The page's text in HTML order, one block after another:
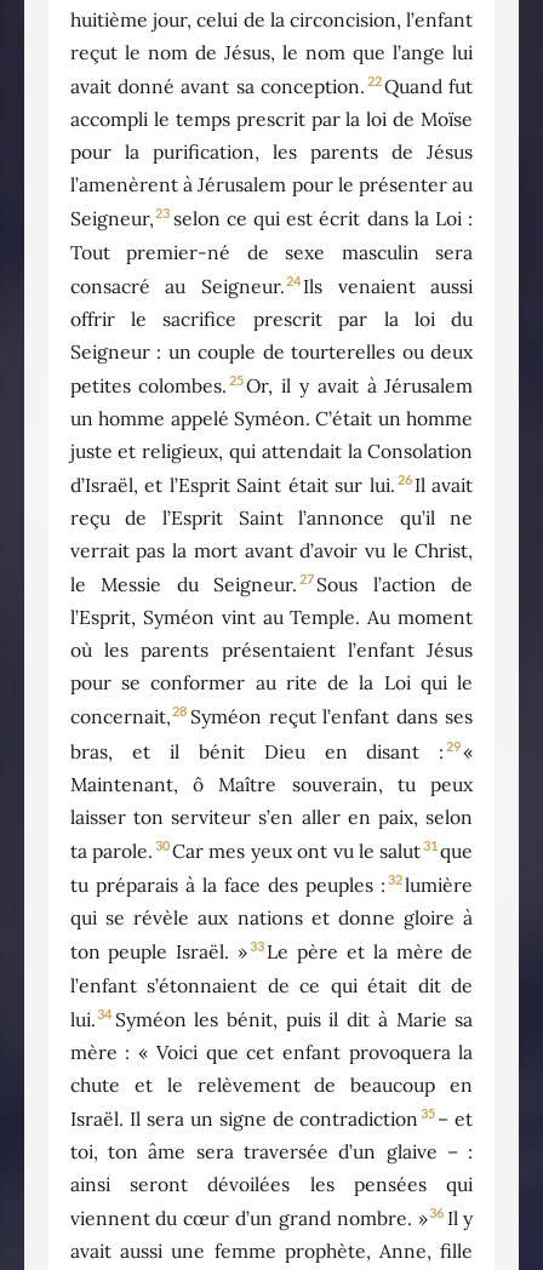
huitième jour, celui de la circoncision, l’enfant
reçut le nom de Jésus, le nom que l’ange lui
avait donné avant sa conception. 22Quand fut
accompli le temps prescrit par la loi de Moïse
pour la purification, les parents de Jésus
l’amenèrent à Jérusalem pour le présenter au
Seigneur,23 selon ce qui est écrit dans la Loi :
Tout premier-né de sexe masculin sera
consacré au Seigneur.24 Ils venaient aussi
offrir le sacrifice prescrit par la loi du
Seigneur : un couple de tourterelles ou deux
petites colombes. 25Or, il y avait à Jérusalem
un homme appelé Syméon. C’était un homme
juste et religieux, qui attendait la Consolation
d’Israël, et l’Esprit Saint était sur lui. 26 Il avait
reçu de l’Esprit Saint l’annonce qu’il ne
verrait pas la mort avant d’avoir vu le Christ,
le Messie du Seigneur. 27 Sous l’action de
l’Esprit, Syméon vint au Temple. Au moment
où les parents présentaient l’enfant Jésus
pour se conformer au rite de la Loi qui le
concernait,28 Syméon reçut l’enfant dans ses
bras, et il bénit Dieu en disant : 29«
Maintenant, ô Maître souverain, tu peux
laisser ton serviteur s’en aller en paix, selon
ta parole. 30Car mes yeux ont vu le salut31 que
tu préparais à la face des peuples : 32lumière
qui se révèle aux nations et donne gloire à
ton peuple Israël. »33 Le père et la mère de
l’enfant s’étonnaient de ce qui était dit de
lui. 34 Syméon les bénit, puis il dit à Marie sa
mère : « Voici que cet enfant provoquera la
chute et le relèvement de beaucoup en
Israël. Il sera un signe de contradiction 35 – et
toi, ton âme sera traversée d’un glaive – :
ainsi seront dévoilées les pensées qui
viennent du cœur d’un grand nombre. »36 Il y
avait aussi une femme prophète, Anne, fille